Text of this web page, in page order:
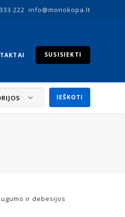
222 info@monokopa.lt
SUSISIEKTI
ir debesijos